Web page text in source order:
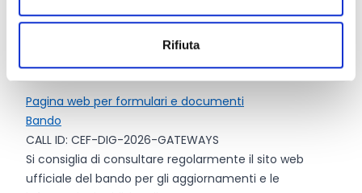
Rifiuta
Link e Documenti
Pagina web per formulari e documenti
Bando
CALL ID: CEF-DIG-2026-GATEWAYS
Si consiglia di consultare regolarmente il sito web
ufficiale del bando per gli aggiornamenti e le